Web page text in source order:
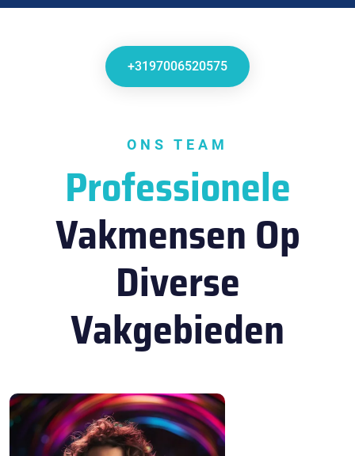
+3197006520575
ONS TEAM
Professionele
Vakmensen Op
Diverse
Vakgebieden